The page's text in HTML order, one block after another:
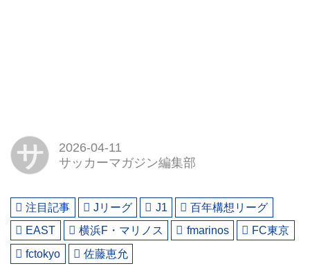
サ
2026-04-11
サッカーマガジン編集部
注目記事 Jリーグ J1
百年構想リーグ
EAST
横浜F・マリノス fmarinos
FC東京
fctokyo
佐藤恵允